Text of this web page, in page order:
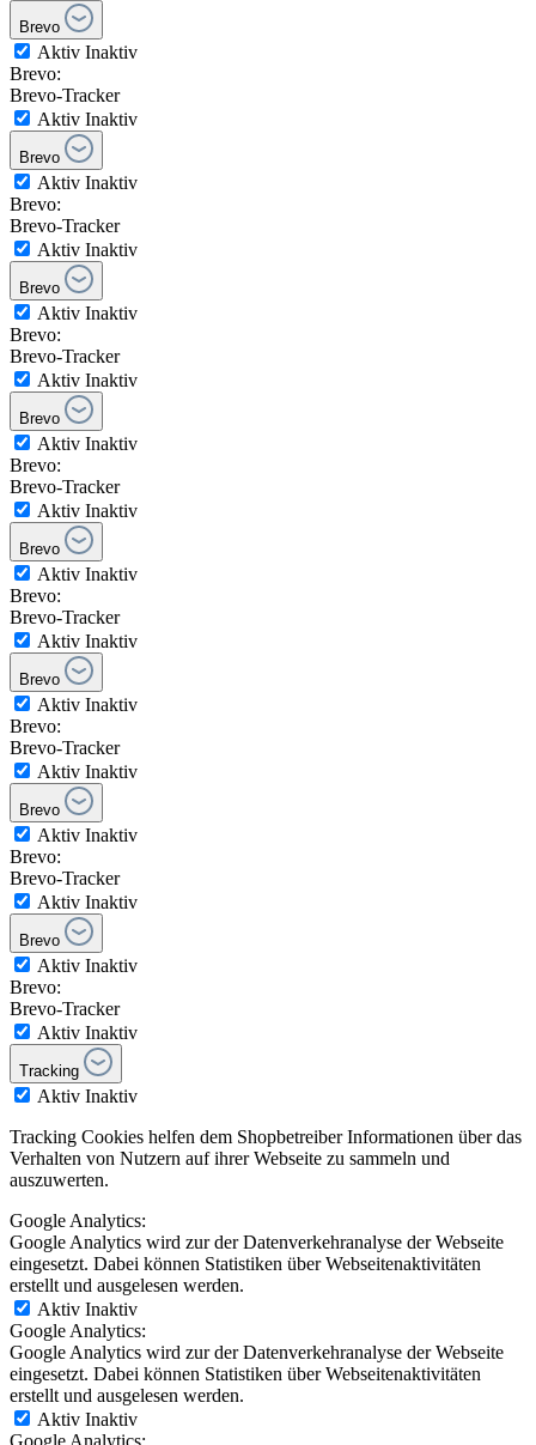
Brevo
Aktiv Inaktiv
Brevo:
Brevo-Tracker
Aktiv Inaktiv
Brevo
Aktiv Inaktiv
Brevo:
Brevo-Tracker
Aktiv Inaktiv
Brevo
Aktiv Inaktiv
Brevo:
Brevo-Tracker
Aktiv Inaktiv
Brevo
Aktiv Inaktiv
Brevo:
Brevo-Tracker
Aktiv Inaktiv
Brevo
Aktiv Inaktiv
Brevo:
Brevo-Tracker
Aktiv Inaktiv
Brevo
Aktiv Inaktiv
Brevo:
Brevo-Tracker
Aktiv Inaktiv
Brevo
Aktiv Inaktiv
Brevo:
Brevo-Tracker
Aktiv Inaktiv
Brevo
Aktiv Inaktiv
Brevo:
Brevo-Tracker
Aktiv Inaktiv
Tracking
Aktiv Inaktiv
Tracking Cookies helfen dem Shopbetreiber Informationen über das
Verhalten von Nutzern auf ihrer Webseite zu sammeln und
auszuwerten.
Google Analytics:
Google Analytics wird zur der Datenverkehranalyse der Webseite
eingesetzt. Dabei können Statistiken über Webseitenaktivitäten
erstellt und ausgelesen werden.
Aktiv Inaktiv
Google Analytics:
Google Analytics wird zur der Datenverkehranalyse der Webseite
eingesetzt. Dabei können Statistiken über Webseitenaktivitäten
erstellt und ausgelesen werden.
Aktiv Inaktiv
Google Analytics: